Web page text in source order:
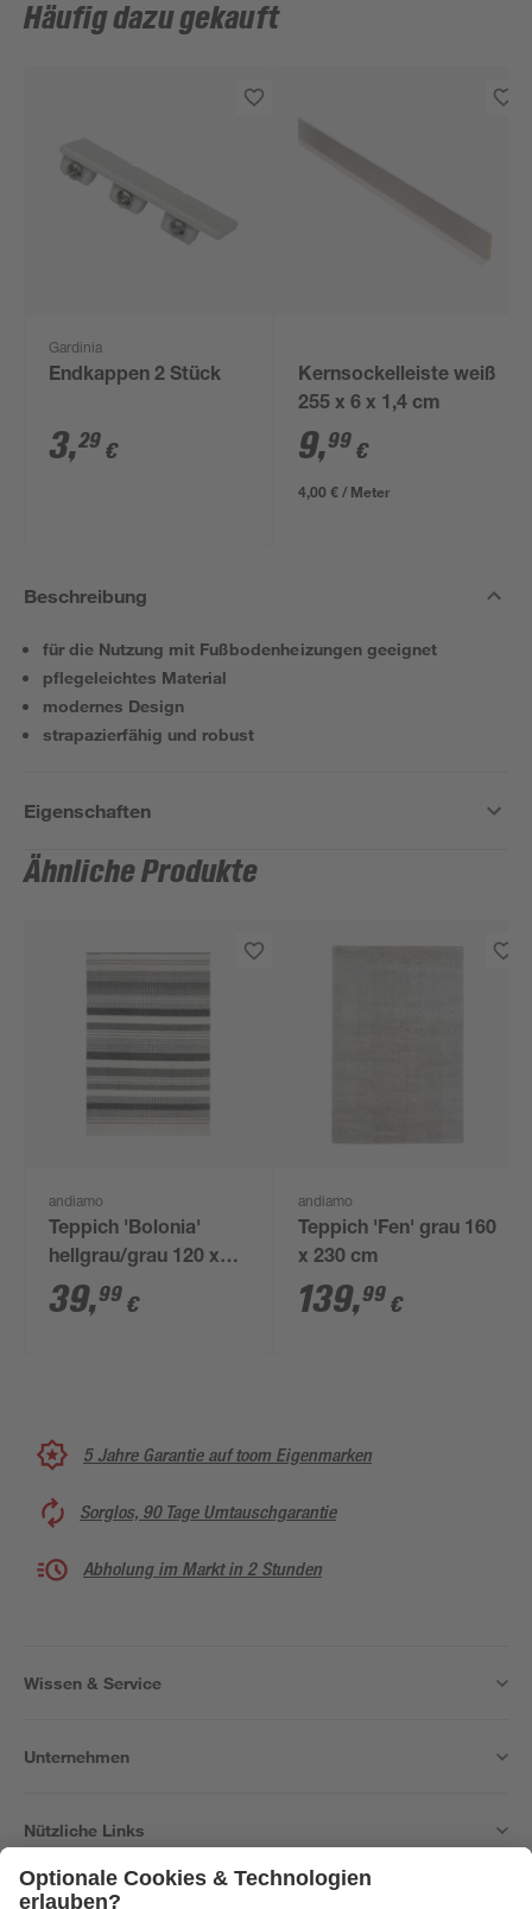
Häufig dazu gekauft
Gardinia
Endkappen 2 Stück
3,29 €
Kernsockelleiste weiß
255 x 6 x 1,4 cm
9,99 €
4,00 € / Meter
Beschreibung
für die Nutzung mit Fußbodenheizungen geeignet
pflegeleichtes Material
modernes Design
strapazierfähig und robust
Eigenschaften
Ähnliche Produkte
andiamo
Teppich 'Bolonia'
hellgrau/grau 120 x
170 cm
39,99 €
andiamo
Teppich 'Fen' grau 160
x 230 cm
139,99 €
5 Jahre Garantie auf toom Eigenmarken
Sorglos, 90 Tage Umtauschgarantie
Abholung im Markt in 2 Stunden
Wissen & Service
Unternehmen
Nützliche Links